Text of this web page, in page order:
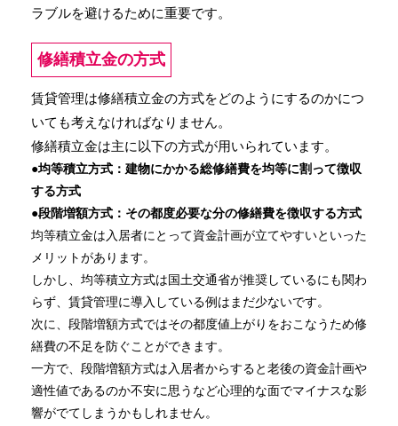
ラブルを避けるために重要です。
修繕積立金の方式
賃貸管理は修繕積立金の方式をどのようにするのかにつ
いても考えなければなりません。
修繕積立金は主に以下の方式が用いられています。
●均等積立方式：建物にかかる総修繕費を均等に割って徴収
する方式
●段階増額方式：その都度必要な分の修繕費を徴収する方式
均等積立金は入居者にとって資金計画が立てやすいといった
メリットがあります。
しかし、均等積立方式は国土交通省が推奨しているにも関わ
らず、賃貸管理に導入している例はまだ少ないです。
次に、段階増額方式ではその都度値上がりをおこなうため修
繕費の不足を防ぐことができます。
一方で、段階増額方式は入居者からすると老後の資金計画や
適性値であるのか不安に思うなど心理的な面でマイナスな影
響がでてしまうかもしれません。